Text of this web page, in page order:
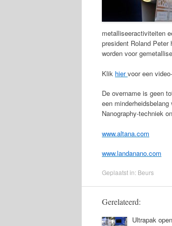
metalliseeractiviteiten
president Roland Peter
worden voor
Klik hiervoor een
De overname is geen
een
Nanography-techniek
www.altana.com
www.landanano.com
Geplaatst in: Beurs
Gerelateerd:
Ultrapak